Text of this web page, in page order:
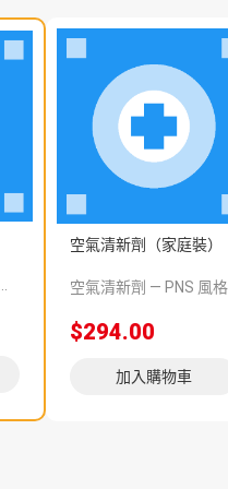
空氣清新劑（家庭裝）
空氣清新劑 — PNS 風格 demo 占位商品，方便首頁與分類頁版位演示，上線前由業務替換為真實 SKU。
$294.00
加入購物車